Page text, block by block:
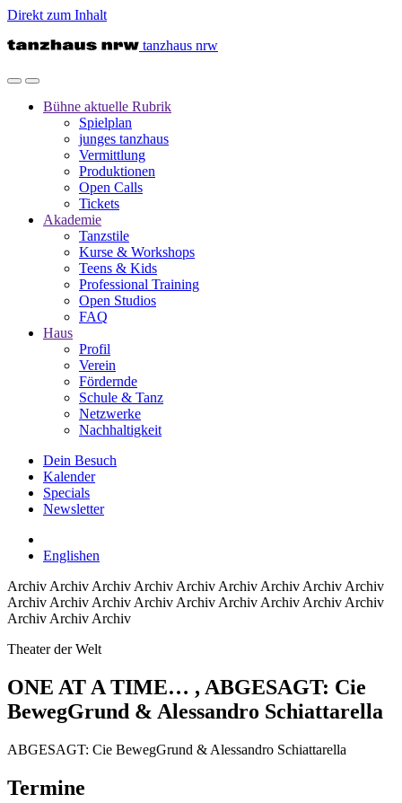
Direkt zum Inhalt
tanzhaus nrw
Bühne aktuelle Rubrik
Spielplan
junges tanzhaus
Vermittlung
Produktionen
Open Calls
Tickets
Akademie
Tanzstile
Kurse & Workshops
Teens & Kids
Professional Training
Open Studios
FAQ
Haus
Profil
Verein
Fördernde
Schule & Tanz
Netzwerke
Nachhaltigkeit
Dein Besuch
Kalender
Specials
Newsletter
Englishen
Archiv Archiv Archiv Archiv Archiv Archiv Archiv Archiv Archiv
Archiv Archiv Archiv Archiv Archiv Archiv Archiv Archiv Archiv
Archiv Archiv Archiv
Theater der Welt
ONE AT A TIME… , ABGESAGT: Cie
BewegGrund & Alessandro Schiattarella
ABGESAGT: Cie BewegGrund & Alessandro Schiattarella
Termine